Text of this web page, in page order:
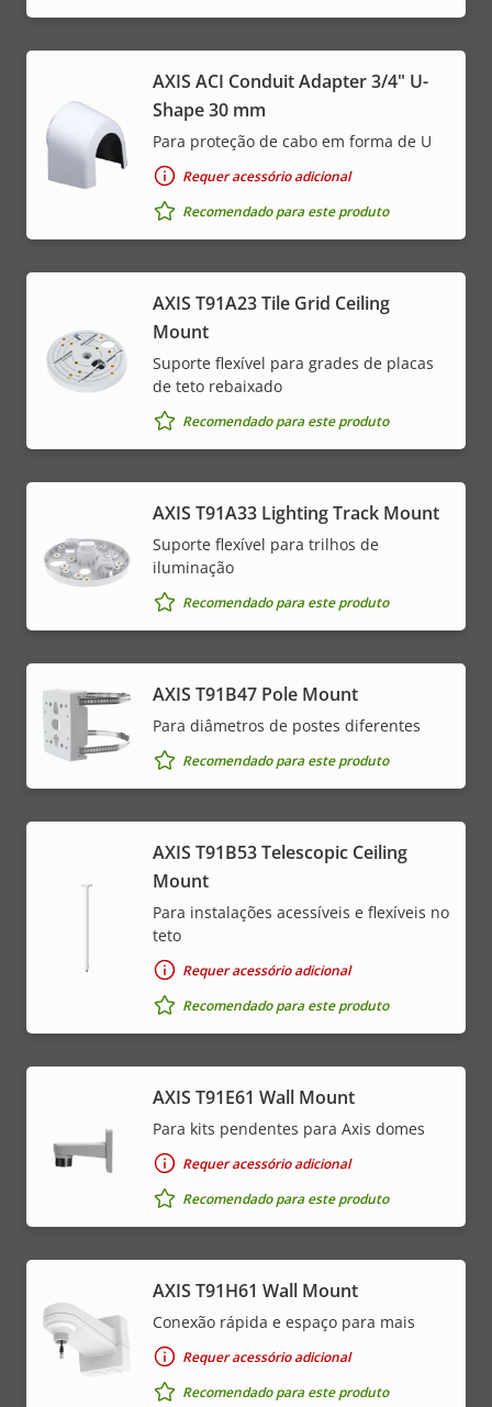
AXIS ACI Conduit Adapter 3/4" U-
Shape 30 mm
Para proteção de cabo em forma de U
Requer acessório adicional
Recomendado para este produto
AXIS T91A23 Tile Grid Ceiling
Mount
Suporte flexível para grades de placas
de teto rebaixado
Recomendado para este produto
AXIS T91A33 Lighting Track Mount
Suporte flexível para trilhos de
iluminação
Recomendado para este produto
AXIS T91B47 Pole Mount
Para diâmetros de postes diferentes
Recomendado para este produto
AXIS T91B53 Telescopic Ceiling
Mount
Para instalações acessíveis e flexíveis no
teto
Requer acessório adicional
Recomendado para este produto
AXIS T91E61 Wall Mount
Para kits pendentes para Axis domes
Requer acessório adicional
Recomendado para este produto
AXIS T91H61 Wall Mount
Conexão rápida e espaço para mais
Requer acessório adicional
Recomendado para este produto